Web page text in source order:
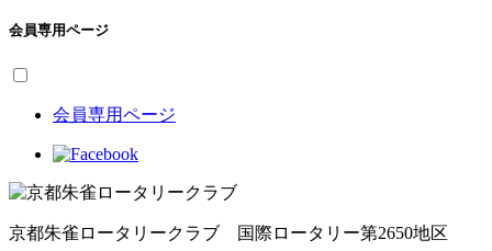
会員専用ページ
会員専用ページ
京都朱雀ロータリークラブ 国際ロータリー第2650地区